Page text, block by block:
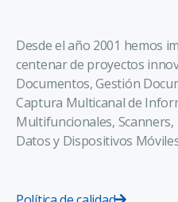
Desde el año 2001 hemos
centenar de proyectos
Documentos, Gestión
Captura Multicanal de
Multifuncionales, Scanners,
Datos y Dispositivos